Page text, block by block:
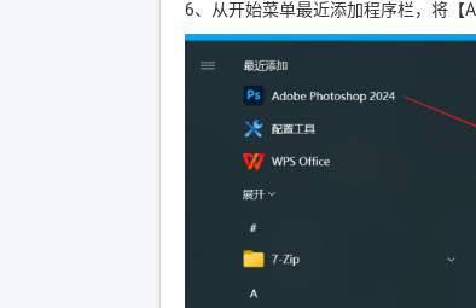
6、从开始菜单最近添加程序栏，将【